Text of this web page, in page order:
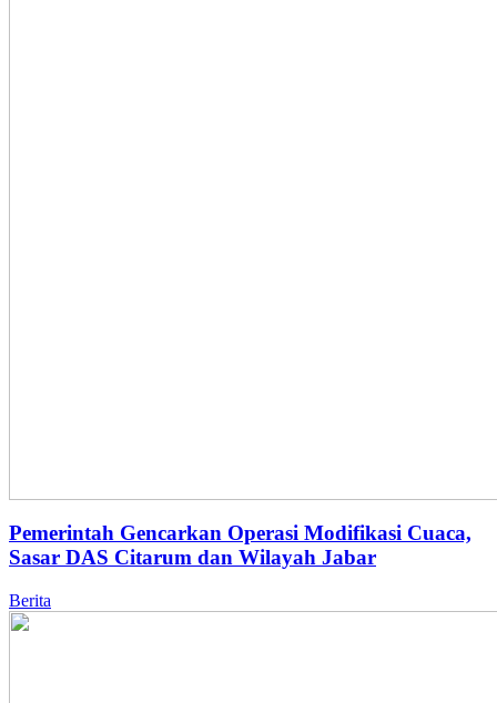
Pemerintah Gencarkan Operasi Modifikasi Cuaca,
Sasar DAS Citarum dan Wilayah Jabar
Berita